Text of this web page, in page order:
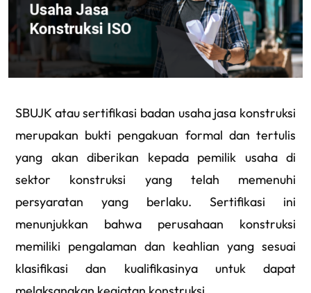
SBUJK atau sertifikasi badan usaha jasa konstruksi
merupakan bukti pengakuan formal dan tertulis
yang akan diberikan kepada pemilik usaha di
sektor konstruksi yang telah memenuhi
persyaratan yang berlaku. Sertifikasi ini
menunjukkan bahwa perusahaan konstruksi
memiliki pengalaman dan keahlian yang sesuai
klasifikasi dan kualifikasinya untuk dapat